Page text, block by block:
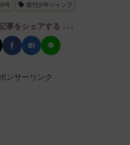
号 週刊少年ジャンプ
事をシェアする ↓↓↓
ンサーリンク